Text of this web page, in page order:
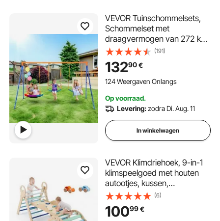
VEVOR Tuinschommelsets,
Schommelset met
draagvermogen van 272 kg,
met 1 plaatschommelzitje, 2
schommelzitjes met riemen,
Stevige metalen A-frame
schommelstandaard en
Buitenschommelset voor
kinderen
(191)
13290€
124 Weergaven Onlangs
Op voorraad.
Levering:zodra Di. Aug. 11
In winkelwagen
VEVOR Klimdriehoek, 9-in-1
klimspeelgoed met houten
autootjes, kussen,
klimdriehoek, glijbaan en
klimboog, tot 68 kg,
Montessori binnenspeelset
(6)
10099€